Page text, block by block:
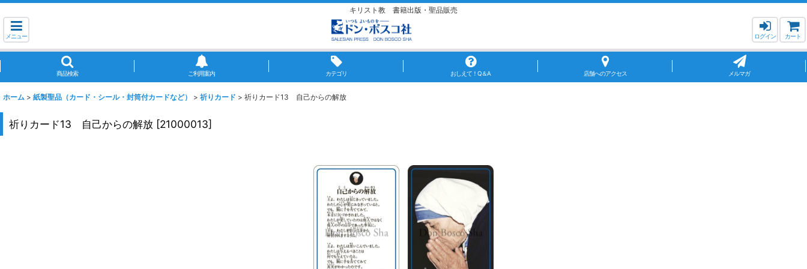
キリスト教 書籍出版・聖品販売
メニュー ログイン カート
商品検索 ご利用案内 カテゴリ おしえて！Q＆A 店舗へのアクセス メルマガ
ホーム > 紙製聖品（カード・シール・封筒付カードなど） > 祈りカード > 祈りカード13 自己からの解放
祈りカード13 自己からの解放 [21000013]